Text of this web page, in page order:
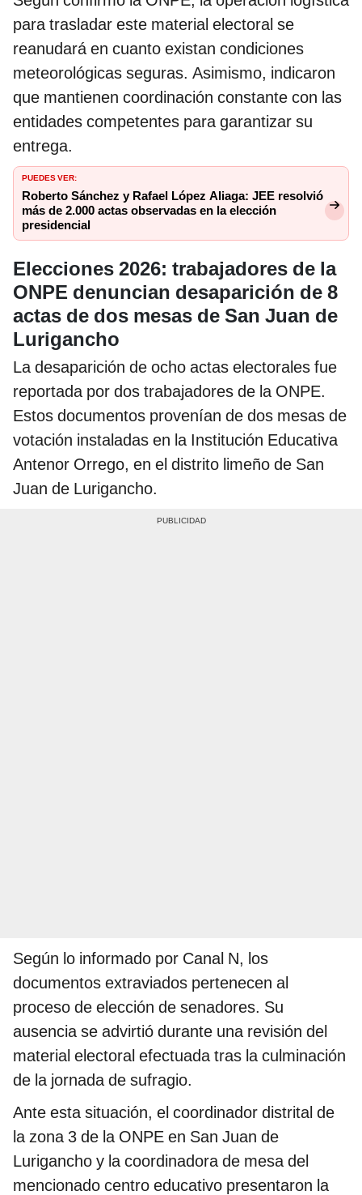
para trasladar este material electoral se
reanudará en cuanto existan condiciones
meteorológicas seguras. Asimismo, indicaron
que mantienen coordinación constante con las
entidades competentes para garantizar su
entrega.
PUEDES VER:
Roberto Sánchez y Rafael López Aliaga: JEE resolvió
más de 2.000 actas observadas en la elección
presidencial
Elecciones 2026: trabajadores de la
ONPE denuncian desaparición de 8
actas de dos mesas de San Juan de
Lurigancho
La desaparición de ocho actas electorales fue
reportada por dos trabajadores de la ONPE.
Estos documentos provenían de dos mesas de
votación instaladas en la Institución Educativa
Antenor Orrego, en el distrito limeño de San
Juan de Lurigancho.
Según lo informado por Canal N, los
documentos extraviados pertenecen al
proceso de elección de senadores. Su
ausencia se advirtió durante una revisión del
material electoral efectuada tras la culminación
de la jornada de sufragio.
Ante esta situación, el coordinador distrital de
la zona 3 de la ONPE en San Juan de
Lurigancho y la coordinadora de mesa del
mencionado centro educativo presentaron la